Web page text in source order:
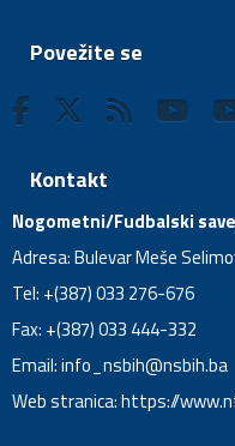
Povežite se
Kontakt
Nogometni/Fudbalski
Adresa: Bulevar Meše
Tel: +(387) 033 276-676
Fax: +(387) 033 444-332
Email:info_nsbih@nsbih.ba
Web stranica: https://